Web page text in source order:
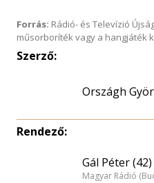
Forrás: Rádió- és Televízió
műsorboríték vagy a hangjáték
Szerző:
Országh
Rendező:
Gál Péter (42)
Magyar Rádió